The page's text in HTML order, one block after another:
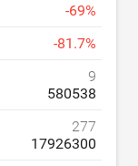
-69%
-81.7%
9
580538
277
17926300